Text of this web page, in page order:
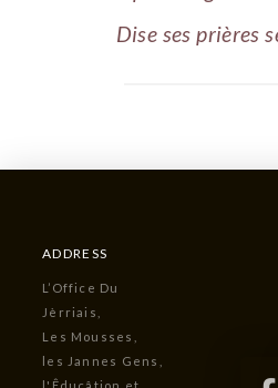
Dise ses prières
ADDRESS
L’Office Du
Jèrriais,
Les Mousses,
les Jannes Gens,